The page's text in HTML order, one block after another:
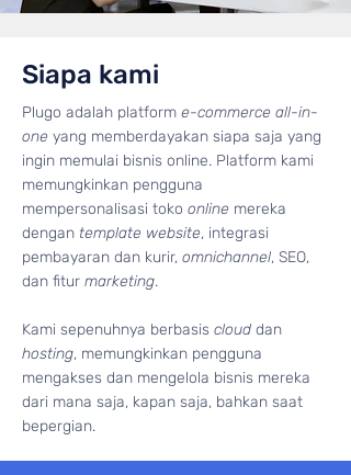
Siapa kami
Plugo adalah platform e-commerce all-in-
one yang memberdayakan siapa saja yang
ingin memulai bisnis online. Platform kami
memungkinkan pengguna
mempersonalisasi toko online mereka
dengan template website, integrasi
pembayaran dan kurir, omnichannel, SEO,
dan fitur marketing.
Kami sepenuhnya berbasis cloud dan
hosting, memungkinkan pengguna
mengakses dan mengelola bisnis mereka
dari mana saja, kapan saja, bahkan saat
bepergian.